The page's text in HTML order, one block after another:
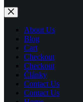
No
results
About Us
Blog
Cart
Checkout
Checkout
Články
Contact Us
Contact Us